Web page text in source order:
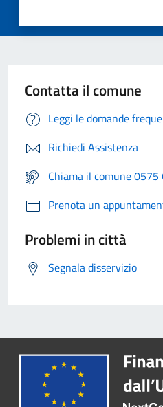
Contatta il comune
Leggi le domande
Richiedi Assistenza
Chiama il comune 0575
Prenota un
Problemi in città
Segnala disservizio